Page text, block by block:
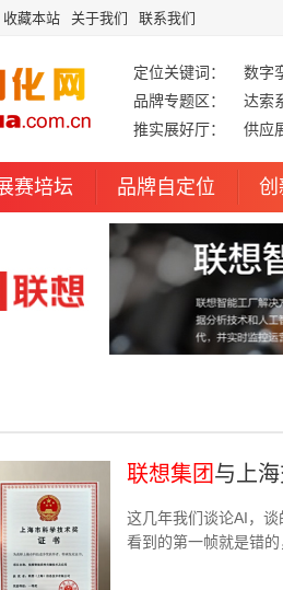
收藏本站 关于我们 联系我们
定位关键词： 数字
品牌专题区：
达索
推实展好厅：
供应
赛培坛 品牌自定位 创
联想集团 与上
这几年我们谈论AI，
看到的第一帧就是错的